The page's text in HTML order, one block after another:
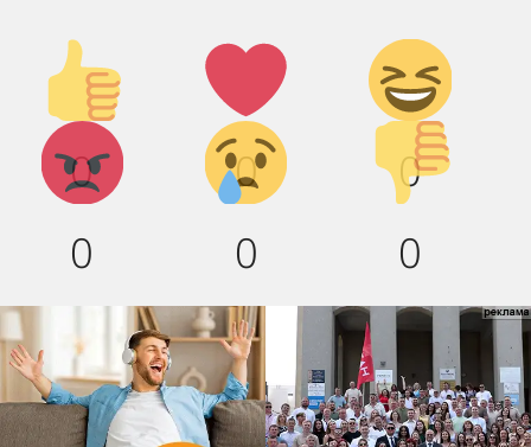
Палец
вверх!
0
Лайк!
0
Дикий
смех!
0
Агрессия!
0
Грусть :
(
0
Палец
вниз!
0